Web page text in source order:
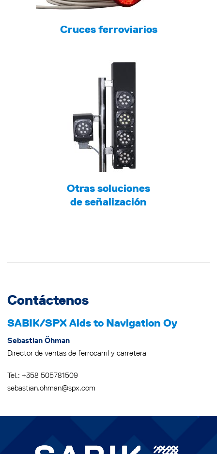
Cruces ferroviarios
Otras soluciones
de señalización
Contáctenos
SABIK/SPX Aids to Navigation Oy
Sebastian Öhman
Director de ventas de ferrocarril y carretera
Tel.: +358 505781509
sebastian.ohman@spx.com